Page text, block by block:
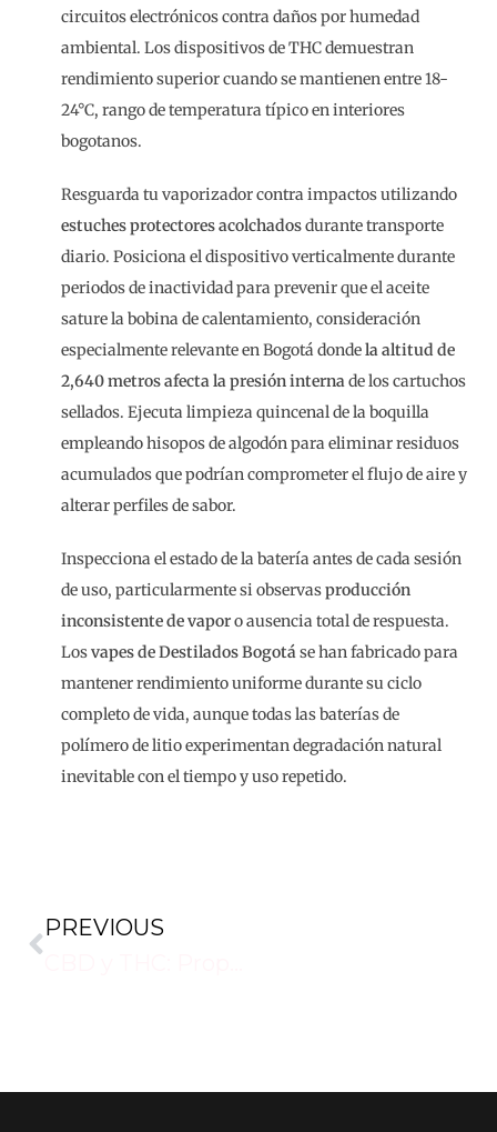
circuitos electrónicos contra daños por humedad
ambiental. Los dispositivos de THC demuestran
rendimiento superior cuando se mantienen entre 18-
24°C, rango de temperatura típico en interiores
bogotanos.
Resguarda tu vaporizador contra impactos utilizando
estuches protectores acolchadosdurante transporte
diario. Posiciona el dispositivo verticalmente durante
periodos de inactividad para prevenir que el aceite
sature la bobina de calentamiento, consideración
especialmente relevante en Bogotá dondela altitud de
2,640 metros afecta la presión internade los cartuchos
sellados. Ejecuta limpieza quincenal de la boquilla
empleando hisopos de algodón para eliminar residuos
acumulados que podrían comprometer el flujo de aire y
alterar perfiles de sabor.
Inspecciona el estado de la batería antes de cada sesión
de uso, particularmente si observasproducción
inconsistente de vaporo ausencia total de respuesta.
Losvapes de Destilados Bogotáse han fabricado para
mantener rendimiento uniforme durante su ciclo
completo de vida, aunque todas las baterías de
polímero de litio experimentan degradación natural
inevitable con el tiempo y uso repetido.
PREVIOUS